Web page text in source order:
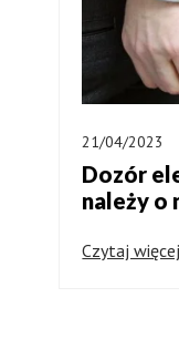
21/04/2023
Dozór
należy o
Czytaj więcej